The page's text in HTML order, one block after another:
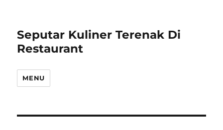
Seputar Kuliner Terenak Di
Restaurant
MENU